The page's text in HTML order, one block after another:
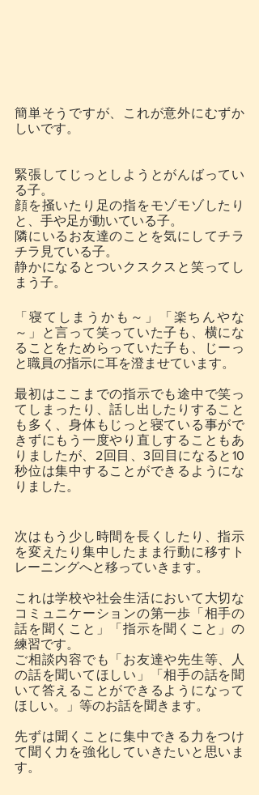
簡単そうですが、これが意外にむずか
しいです。
緊張してじっとしようとがんばってい
る子。
顔を掻いたり足の指をモゾモゾしたり
と、手や足が動いている子。
隣にいるお友達のことを気にしてチラ
チラ見ている子。
静かになるとついクスクスと笑ってし
まう子。
「寝てしまうかも～」「楽ちんやな
～」と言って笑っていた子も、横にな
ることをためらっていた子も、じーっ
と職員の指示に耳を澄ませています。
最初はここまでの指示でも途中で笑っ
てしまったり、話し出したりすること
も多く、身体もじっと寝ている事がで
きずにもう一度やり直しすることもあ
りましたが、2回目、3回目になると10
秒位は集中することができるようにな
りました。
次はもう少し時間を長くしたり、指示
を変えたり集中したまま行動に移すト
レーニングへと移っていきます。
これは学校や社会生活において大切な
コミュニケーションの第一歩「相手の
話を聞くこと」「指示を聞くこと」の
練習です。
ご相談内容でも「お友達や先生等、人
の話を聞いてほしい」「相手の話を聞
いて答えることができるようになって
ほしい。」等のお話を聞きます。
先ずは聞くことに集中できる力をつけ
て聞く力を強化していきたいと思いま
す。